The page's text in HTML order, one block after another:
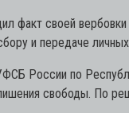
факт своей
и передаче
России по
свободы. По